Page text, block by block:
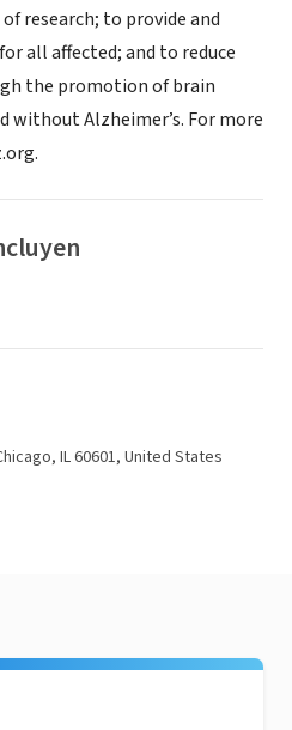
research; to provide and
all affected; and to reduce
the promotion of brain
without Alzheimer’s. For more
IL 60601, United States